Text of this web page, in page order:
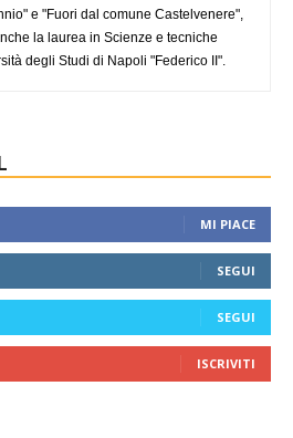
e "Fuori dal comune Castelvenere",
la laurea in Scienze e tecniche
degli Studi di Napoli "Federico II".
MI PIACE
SEGUI
SEGUI
ISCRIVITI